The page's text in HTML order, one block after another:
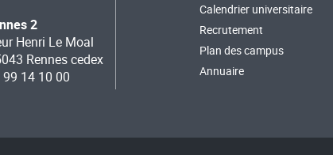
2
Henri Le Moal
Rennes cedex
14 10 00
Calendrier universitaire
Recrutement
Plan des campus
Annuaire